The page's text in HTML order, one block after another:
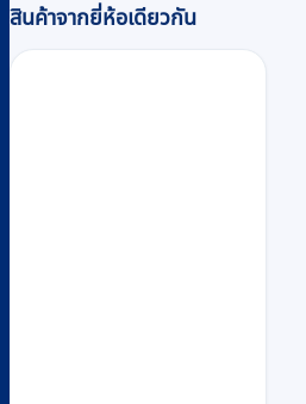
สินค้าจากยี่ห้อเดียวกัน